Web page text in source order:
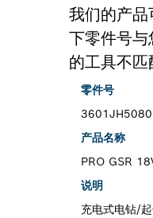
我们的产
下零件号
的工具不匹
零件号
3601JH5080
产品名称
PRO GSR
说明
充电式电钻/